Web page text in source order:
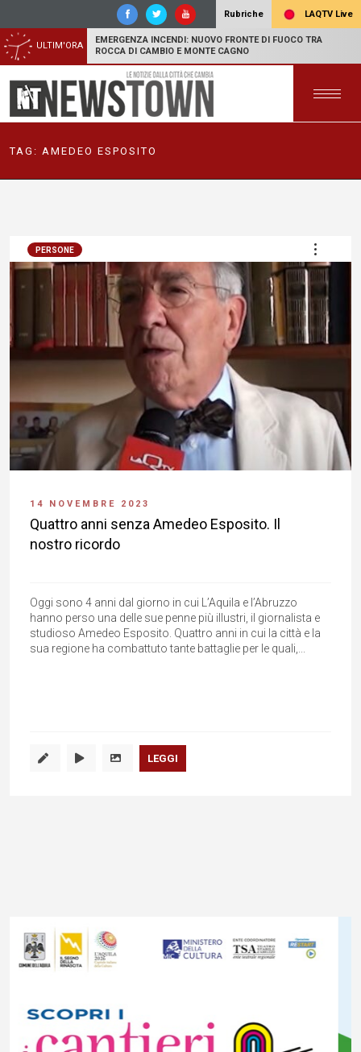
Rubriche LAQTV Live
ULTIM'ORA
EMERGENZA INCENDI: NUOVO FRONTE DI FUOCO TRA
ROCCA DI CAMBIO E MONTE CAGNO
TAG: AMEDEO ESPOSITO
PERSONE
14 NOVEMBRE 2023
Quattro anni senza Amedeo Esposito. Il
nostro ricordo
Oggi sono 4 anni dal giorno in cui L’Aquila e l’Abruzzo
hanno perso una delle sue penne più illustri, il giornalista e
studioso Amedeo Esposito. Quattro anni in cui la città e la
sua regione ha combattuto tante battaglie per le quali,...
LEGGI